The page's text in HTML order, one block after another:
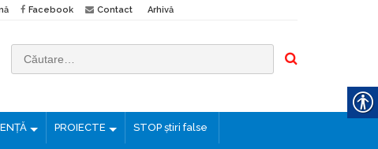
Facebook Contact Arhivă
PROIECTE STOP știri false